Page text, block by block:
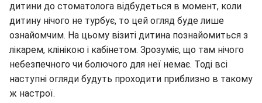
дитини до стоматолога відбудеться в момент, коли
дитину нічого не турбує, то цей огляд буде лише
ознайомчим. На цьому візиті дитина познайомиться з
лікарем, клінікою і кабінетом. Зрозуміє, що там нічого
небезпечного чи болючого для неї немає. Тоді всі
наступні огляди будуть проходити приблизно в такому
ж настрої.